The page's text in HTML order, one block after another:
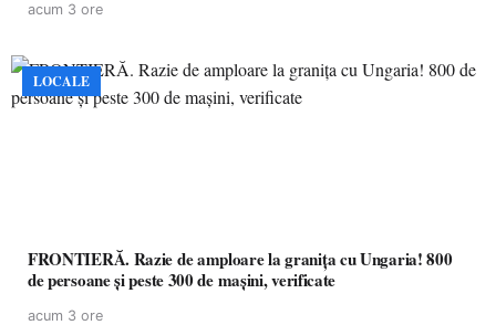
acum 3 ore
LOCALE
FRONTIERĂ. Razie de amploare la granița cu Ungaria! 800
de persoane și peste 300 de mașini, verificate
acum 3 ore